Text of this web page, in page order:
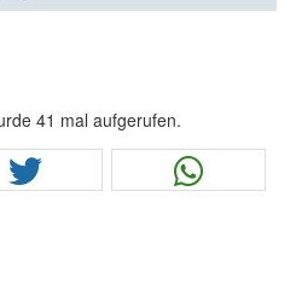
41 mal aufgerufen.